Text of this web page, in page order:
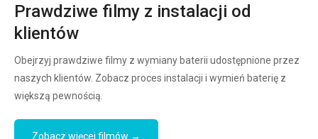
Prawdziwe filmy z instalacji od
klientów
Obejrzyj prawdziwe filmy z wymiany baterii udostępnione przez
naszych klientów. Zobacz proces instalacji i wymień baterię z
większą pewnością.
Zobacz więcej filmów →